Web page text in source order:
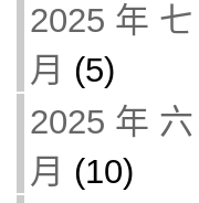
2025 年 七
月 (5)
2025 年 六
月 (10)